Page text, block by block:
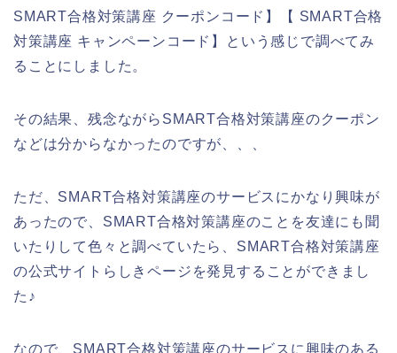
SMART合格対策講座 クーポンコード】【 SMART合格
対策講座 キャンペーンコード】という感じで調べてみ
ることにしました。
その結果、残念ながらSMART合格対策講座のクーポン
などは分からなかったのですが、、、
ただ、SMART合格対策講座のサービスにかなり興味が
あったので、SMART合格対策講座のことを友達にも聞
いたりして色々と調べていたら、SMART合格対策講座
の公式サイトらしきページを発見することができまし
た♪
なので、SMART合格対策講座のサービスに興味のある